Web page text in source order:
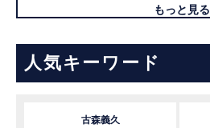
もっと見る
人気キーワード
古森義久